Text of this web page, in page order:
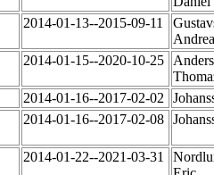
2014-01-13--2015-09-11
2014-01-15--2020-10-25
2014-01-16--2017-02-02
2014-01-16--2017-02-08
2014-01-22--2021-03-31